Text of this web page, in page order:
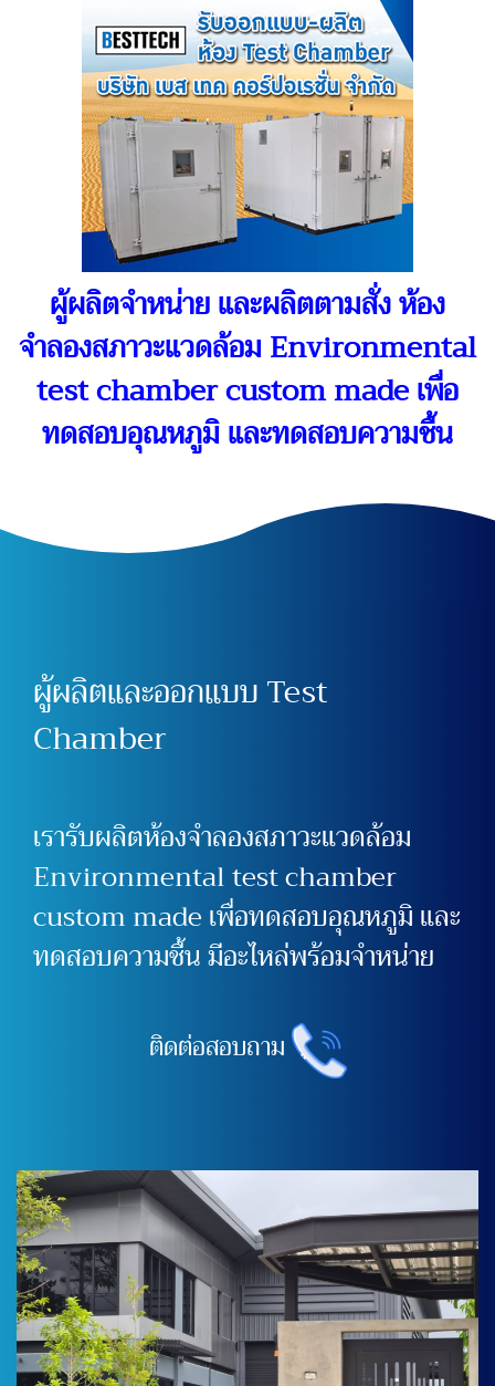
ผู้ผลิตจำหน่าย และผลิตตามสั่ง ห้อง
จำลองสภาวะแวดล้อม Environmental
test chamber custom madeเพื่อ
ทดสอบอุณหภูมิ และทดสอบความชื้น
ผู้ผลิตและออกแบบ Test
Chamber
เรารับผลิตห้องจำลองสภาวะแวดล้อม
Environmental test chamber
custom made เพื่อทดสอบอุณหภูมิ และ
ทดสอบความชื้น มีอะไหล่พร้อมจำหน่าย
ติดต่อสอบถาม